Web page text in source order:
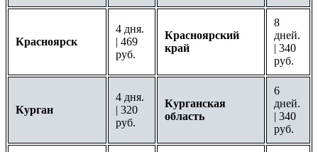
Красноярск
4 дня.
| 469
руб.
Красноярский
край
8
дней.
| 340
руб.
Курган
4 дня.
| 320
руб.
Курганская
область
6
дней.
| 340
руб.